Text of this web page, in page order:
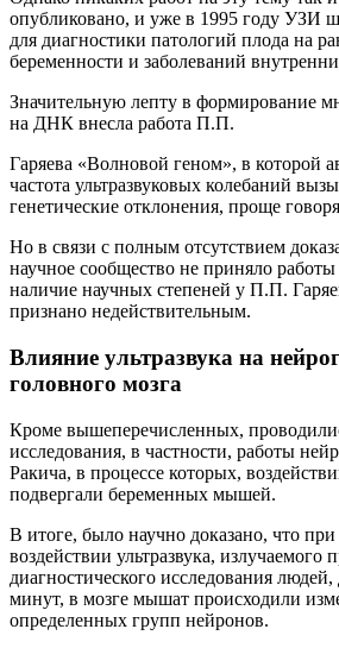
опубликовано, и уже в 1995 году УЗИ
для диагностики патологий плода на
беременности и заболеваний
Значительную лепту в формирование
на ДНК внесла работа П.П.
Гаряева «Волновой геном», в которой
частота ультразвуковых колебаний
генетические отклонения, проще
Но в связи с полным отсутствием
научное сообщество не приняло
наличие научных степеней у П.П.
признано недействительным.
Влияние ультразвука на
головного мозга
Кроме вышеперечисленных,
исследования, в частности, работы
Paкича, в процессе которых,
подвергали беременных мышей.
В итоге, было научно доказано, что при
воздействии ультразвука, излучаемого
диагностического исследования
минут, в мозге мышат происходили
определенных групп нейронов.